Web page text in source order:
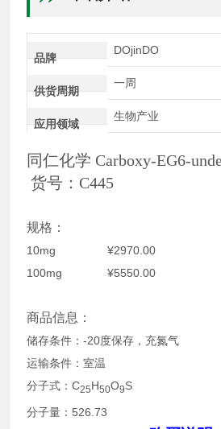
品牌
DOjinDO
供货周期
一周
应用领域
生物产业
同仁化学 Carboxy-EG6-
货号：C445
规格：
10mg ¥2970.00
100mg ¥5550.00
商品信息：
储存条件：-20度保存，充氮气
运输条件：室温
分子式：C25H50O9S
分子量：526.73